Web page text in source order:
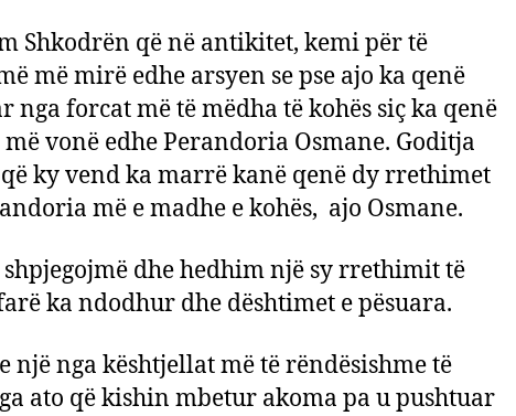
Shkodrën që në antikitet, kemi për të
më mirë edhe arsyen se pse ajo ka qenë
nga forcat më të mëdha të kohës siç ka qenë
vonë edhe Perandoria Osmane. Goditja
ky vend ka marrë kanë qenë dy rrethimet
më e madhe e kohës, ajo Osmane.
dhe hedhim një sy rrethimit të
ka ndodhur dhe dështimet e pësuara.
një nga kështjellat më të rëndësishme të
ato që kishin mbetur akoma pa u pushtuar